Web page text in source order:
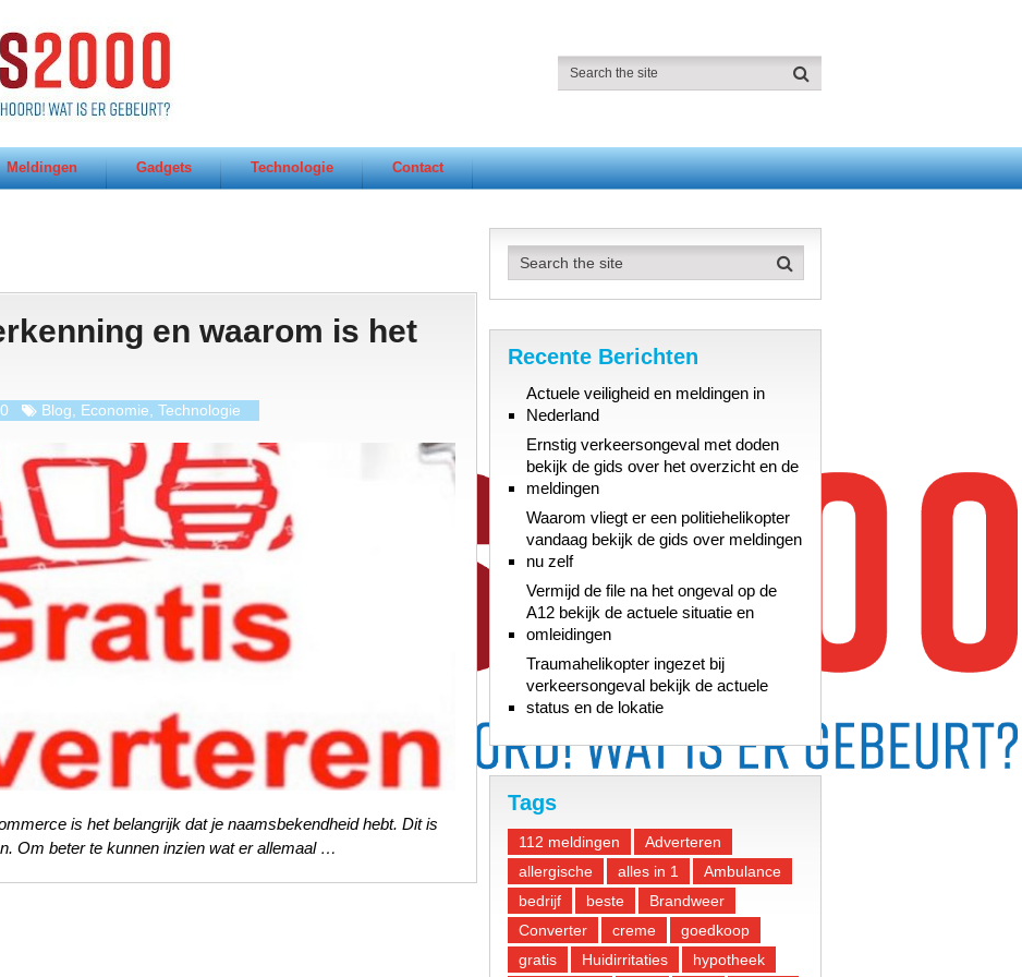
Meldingen Gadgets Technologie Contact
en waarom is het
Blog Economie ,Technologie
is het belangrijk dat je naamsbekendheid hebt. Dit is
Om beter te kunnen inzien wat er allemaal …
Recente Berichten
Actuele veiligheid en meldingen in
Nederland
Ernstig verkeersongeval met doden
bekijk de gids over het overzicht en de
meldingen
Waarom vliegt er een politiehelikopter
vandaag bekijk de gids over meldingen
nu zelf
Vermijd de file na het ongeval op de
A12 bekijk de actuele situatie en
omleidingen
Traumahelikopter ingezet bij
verkeersongeval bekijk de actuele
status en de lokatie
Tags
112 meldingen
Adverteren
allergische
alles in 1
Ambulance
bedrijf
beste
Brandweer
Converter
creme
goedkoop
gratis
Huidirritaties hypotheek